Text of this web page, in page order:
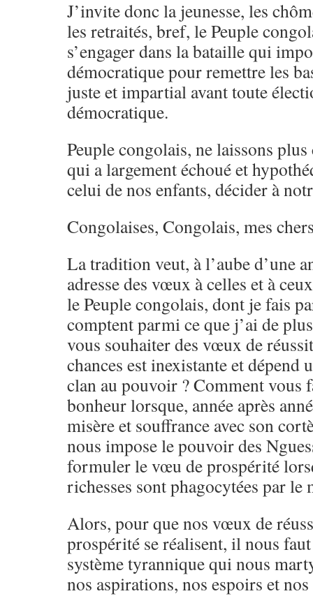
J’invite donc la jeunesse, les
les retraités, bref, le Peuple
s’engager dans la bataille qui
démocratique pour remettre les
juste et impartial avant toute
démocratique.
Peuple congolais, ne laissons
qui a largement échoué et
celui de nos enfants, décider à
Congolaises, Congolais, mes
La tradition veut, à l’aube d’une
adresse des vœux à celles et à
le Peuple congolais, dont je fais
comptent parmi ce que j’ai de
vous souhaiter des vœux de
chances est inexistante et dépend
clan au pouvoir ? Comment vous
bonheur lorsque, année après
misère et souffrance avec son
nous impose le pouvoir des
formuler le vœu de prospérité
richesses sont phagocytées par le
Alors, pour que nos vœux de
prospérité se réalisent, il nous
système tyrannique qui nous
nos aspirations, nos espoirs et